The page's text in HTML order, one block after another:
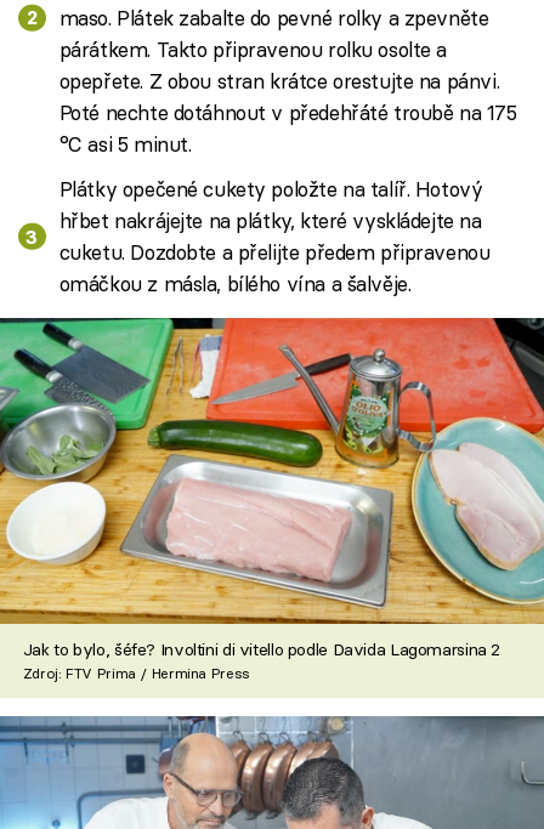
maso. Plátek zabalte do pevné rolky a zpevněte
párátkem. Takto připravenou rolku osolte a
opepřete. Z obou stran krátce orestujte na pánvi.
Poté nechte dotáhnout v předehřáté troubě na 175
°C asi 5 minut.
Plátky opečené cukety položte na talíř. Hotový
hřbet nakrájejte na plátky, které vyskládejte na
cuketu. Dozdobte a přelijte předem připravenou
omáčkou z másla, bílého vína a šalvěje.
Jak to bylo, šéfe? Involtini di vitello podle Davida Lagomarsina 2
Zdroj: FTV Prima / Hermina Press